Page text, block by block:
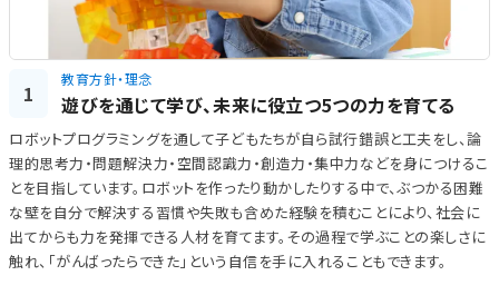
1
教育方針・理念
遊びを通じて学び、未来に役立つ5つの力を育てる
ロボットプログラミングを通して子どもたちが自ら試行錯誤と工夫をし、論
理的思考力・問題解決力・空間認識力・創造力・集中力などを身につけるこ
とを目指しています。ロボットを作ったり動かしたりする中で、ぶつかる困難
な壁を自分で解決する習慣や失敗も含めた経験を積むことにより、社会に
出てからも力を発揮できる人材を育てます。その過程で学ぶことの楽しさに
触れ、「がんばったらできた」という自信を手に入れることもできます。